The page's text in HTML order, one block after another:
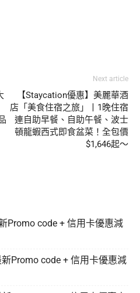
Next article
【Staycation優惠】美麗華酒
店「美食住宿之旅」丨1晚住宿
連自助早餐、自助午餐、波士
頓龍蝦西式即食盆菜！全包價
$1,646起～
Promo code + 信用卡優惠減
Promo code + 信用卡優惠減